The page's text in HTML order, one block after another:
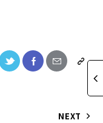
NEXT